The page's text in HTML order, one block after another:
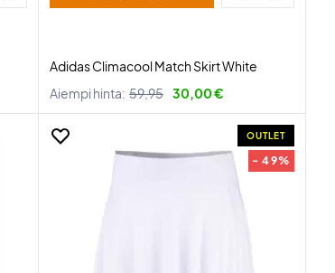
Adidas Climacool Match Skirt White
Aiempi hinta: 59,95 30,00 €
OUTLET
- 49%